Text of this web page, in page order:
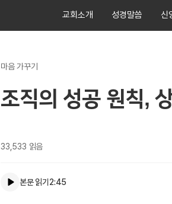
교회소개 성경말씀 신
마음 가꾸기
조직의 성공 원칙,
33,533 읽음
본문 읽기2:45